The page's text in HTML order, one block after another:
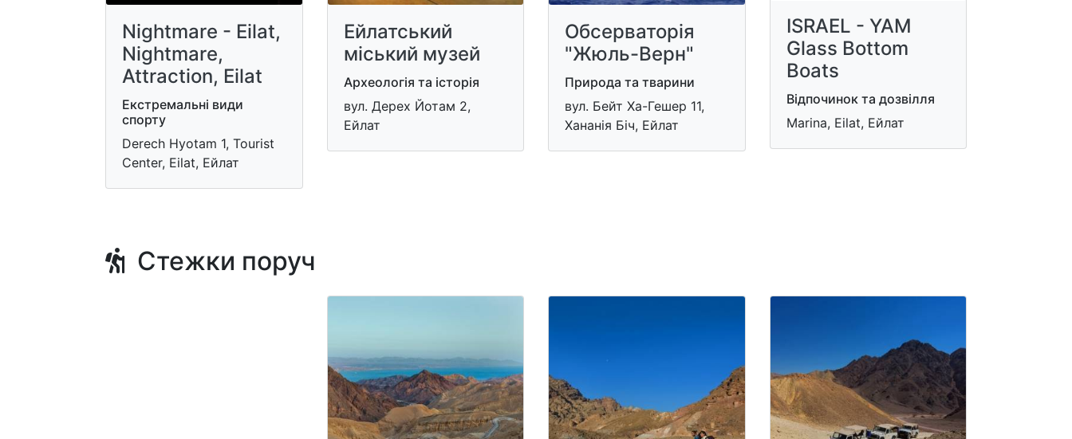
Nightmare - Eilat,
Nightmare,
Attraction, Eilat
Екстремальні види
спорту
Derech Hyotam 1, Tourist
Center, Eilat, Ейлат
Ейлатський
міський музей
Археологія та історія
вул. Дерех Йотам 2,
Ейлат
Обсерваторія
"Жюль-Верн"
Природа та тварини
вул. Бейт Ха-Гешер 11,
Хананія Біч, Ейлат
ISRAEL - YAM
Glass Bottom
Boats
Відпочинок та дозвілля
Marina, Eilat, Ейлат
Стежки поруч